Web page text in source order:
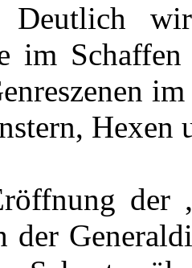
Deutlich
im
Hexen
der
der